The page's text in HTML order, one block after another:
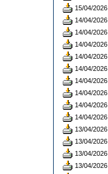
15/04/2026
14/04/2026
14/04/2026
14/04/2026
14/04/2026
14/04/2026
14/04/2026
14/04/2026
14/04/2026
14/04/2026
13/04/2026
13/04/2026
13/04/2026
13/04/2026